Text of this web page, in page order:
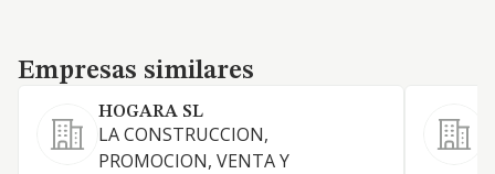
Empresas similares
Empresas similares
HOGARA SL
LA CONSTRUCCION,
PROMOCION, VENTA Y